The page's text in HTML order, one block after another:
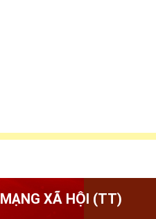
MẠNG XÃ HỘI (TT)